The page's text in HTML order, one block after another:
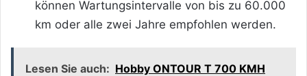
können Wartungsintervalle von bis zu 60.000
km oder alle zwei Jahre empfohlen werden.
Lesen Sie auch: Hobby ONTOUR T 700 KMH